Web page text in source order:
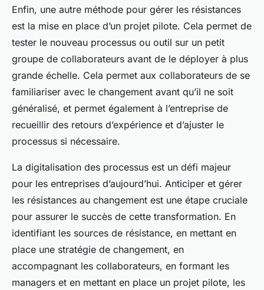
Enfin, une autre méthode pour gérer les résistances
est la mise en place d’un projet pilote. Cela permet de
tester le nouveau processus ou outil sur un petit
groupe de collaborateurs avant de le déployer à plus
grande échelle. Cela permet aux collaborateurs de se
familiariser avec le changement avant qu’il ne soit
généralisé, et permet également à l’entreprise de
recueillir des retours d’expérience et d’ajuster le
processus si nécessaire.
La digitalisation des processus est un défi majeur
pour les entreprises d’aujourd’hui. Anticiper et gérer
les résistances au changement est une étape cruciale
pour assurer le succès de cette transformation. En
identifiant les sources de résistance, en mettant en
place une stratégie de changement, en
accompagnant les collaborateurs, en formant les
managers et en mettant en place un projet pilote, les